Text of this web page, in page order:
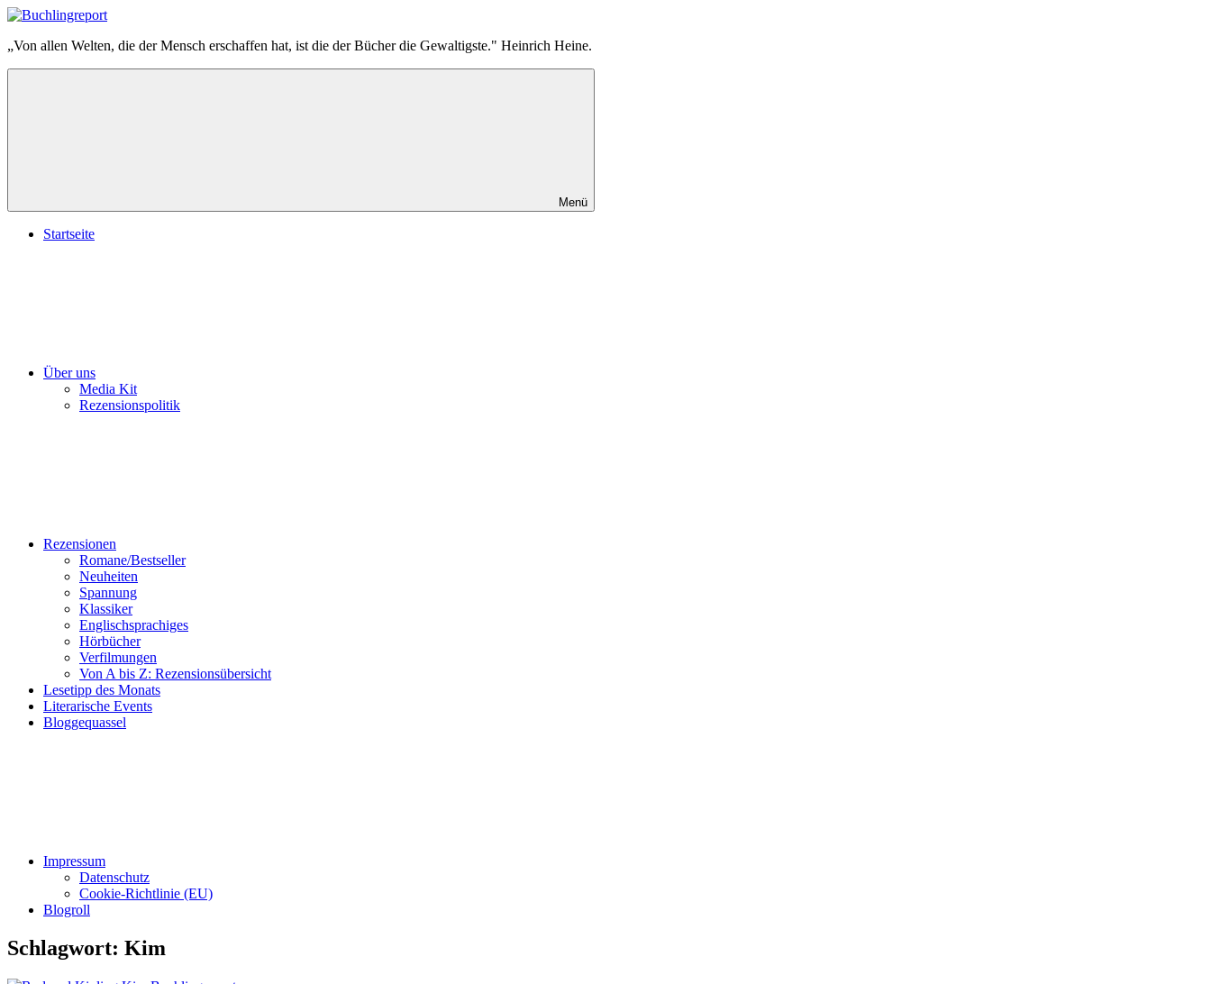
Zum
springen
Buchlingreport
„Von allen Welten, die der Mensch erschaffen hat, ist die der Bücher die Gewaltigste." Heinrich Heine.
Menü
Startseite
Über uns
Media Kit
Rezensionspolitik
Rezensionen
Romane/Bestseller
Neuheiten
Spannung
Klassiker
Englischsprachiges
Hörbücher
Verfilmungen
Von A bis Z: Rezensionsübersicht
Lesetipp des Monats
Literarische Events
Bloggequassel
Impressum
Datenschutz
Cookie-Richtlinie (EU)
Blogroll
Schlagwort: Kim